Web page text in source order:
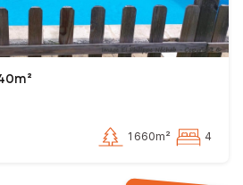
son destin, contactez-moi !
1 660m² 4